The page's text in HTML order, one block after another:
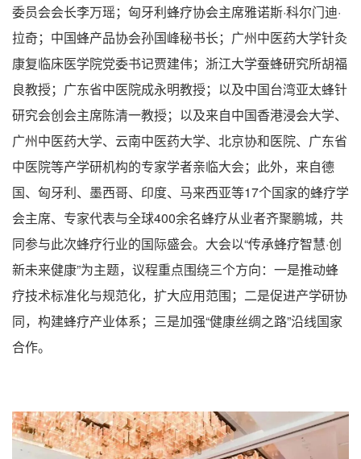
委员会会长李万瑶；匈牙利蜂疗协会主席雅诺斯·科尔门迪·
拉奇；中国蜂产品协会孙国峰秘书长；广州中医药大学针灸
康复临床医学院党委书记贾建伟；浙江大学蚕蜂研究所胡福
良教授；广东省中医院成永明教授；以及中国台湾亚太蜂针
研究会创会主席陈清一教授；以及来自中国香港浸会大学、
广州中医药大学、云南中医药大学、北京协和医院、广东省
中医院等产学研机构的专家学者亲临大会；此外，来自德
国、匈牙利、墨西哥、印度、马来西亚等17个国家的蜂疗学
会主席、专家代表与全球400余名蜂疗从业者齐聚鹏城，共
同参与此次蜂疗行业的国际盛会。大会以“传承蜂疗智慧·创
新未来健康”为主题，议程重点围绕三个方向：一是推动蜂
疗技术标准化与规范化，扩大应用范围；二是促进产学研协
同，构建蜂疗产业体系；三是加强“健康丝绸之路”沿线国家
合作。